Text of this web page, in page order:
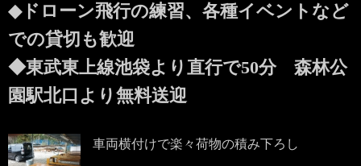
◆ドローン飛行の練習、各種イベントなど
での貸切も歓迎
◆東武東上線池袋より直行で50分 森林公
園駅北口より無料送迎
車両横付けで楽々荷物の積み下ろし